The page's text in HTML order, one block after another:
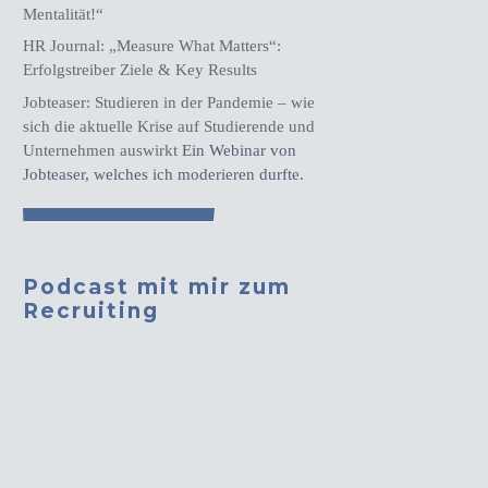
Mentalität!“
HR Journal: „Measure What Matters“:
Erfolgstreiber Ziele & Key Results
Jobteaser: Studieren in der Pandemie – wie
sich die aktuelle Krise auf Studierende und
Unternehmen auswirkt Ein Webinar von
Jobteaser, welches ich moderieren durfte.
Podcast mit mir zum
Recruiting